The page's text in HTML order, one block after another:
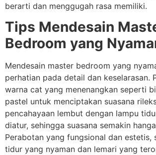
berarti dan menggugah rasa memiliki.
Tips Mendesain
Bedroom yang
Mendesain master bedroom yang
perhatian pada detail dan keselarasan.
warna cat yang menenangkan seperti
pastel untuk menciptakan suasana
pencahayaan lembut dengan lampu
diatur, sehingga suasana semakin
Perabotan yang fungsional dan estetis,
tidur yang nyaman dan lemari yang